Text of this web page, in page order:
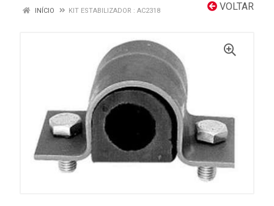
VOLTAR
INÍCIO KIT ESTABILIZADOR : AC2318